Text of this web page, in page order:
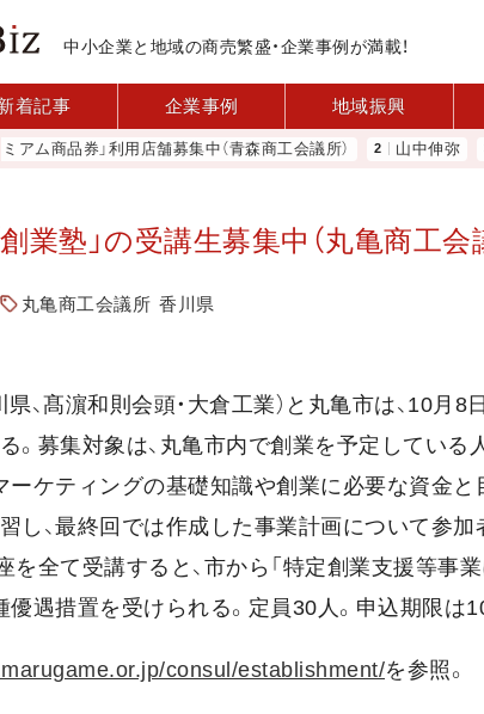
中小企業と地域の商売繁盛・企業事例が満載！
着記事 企業事例 地域振興
商品券」利用店舗募集中（青森商工会議所） 山中伸弥
業塾」の受講生募集中（丸亀商工会
丸亀商工会議所 香川県
、髙濵和則会頭・大倉工業）と丸亀市は、10月
。募集対象は、丸亀市内で創業を予定している
ーケティングの基礎知識や創業に必要な資金
し、最終回では作成した事業計画について参
を全て受講すると、市から「特定創業支援等事
優遇措置を受けられる。定員30人。申込期限は
consul/establishment/を参照。